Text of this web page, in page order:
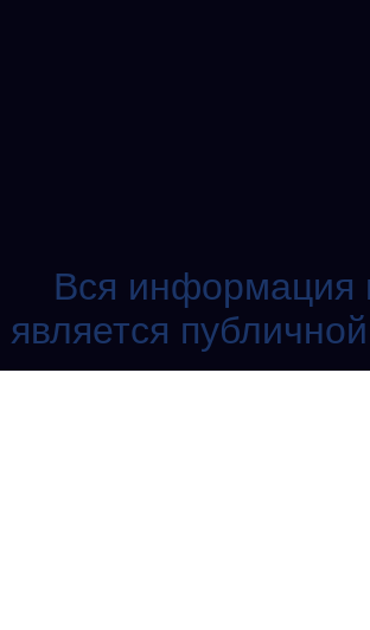
Вся информация
является